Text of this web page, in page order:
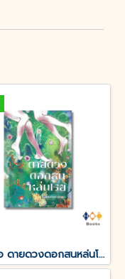
หนังสือ ดายดวงดอกสนหล่นโรย